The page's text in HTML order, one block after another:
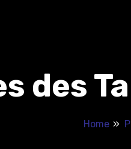
des
Home